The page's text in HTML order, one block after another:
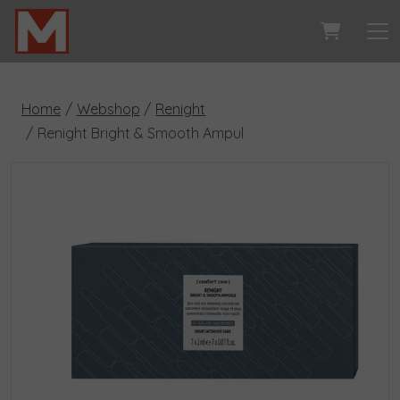
Home Webshop
Renight
Renight Bright & Smooth Ampul